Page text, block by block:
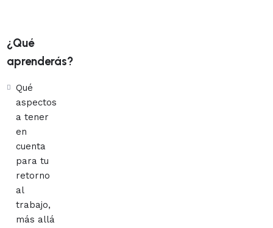
¿Qué
aprenderás?
Qué
aspectos
a tener
en
cuenta
para tu
retorno
al
trabajo,
más allá